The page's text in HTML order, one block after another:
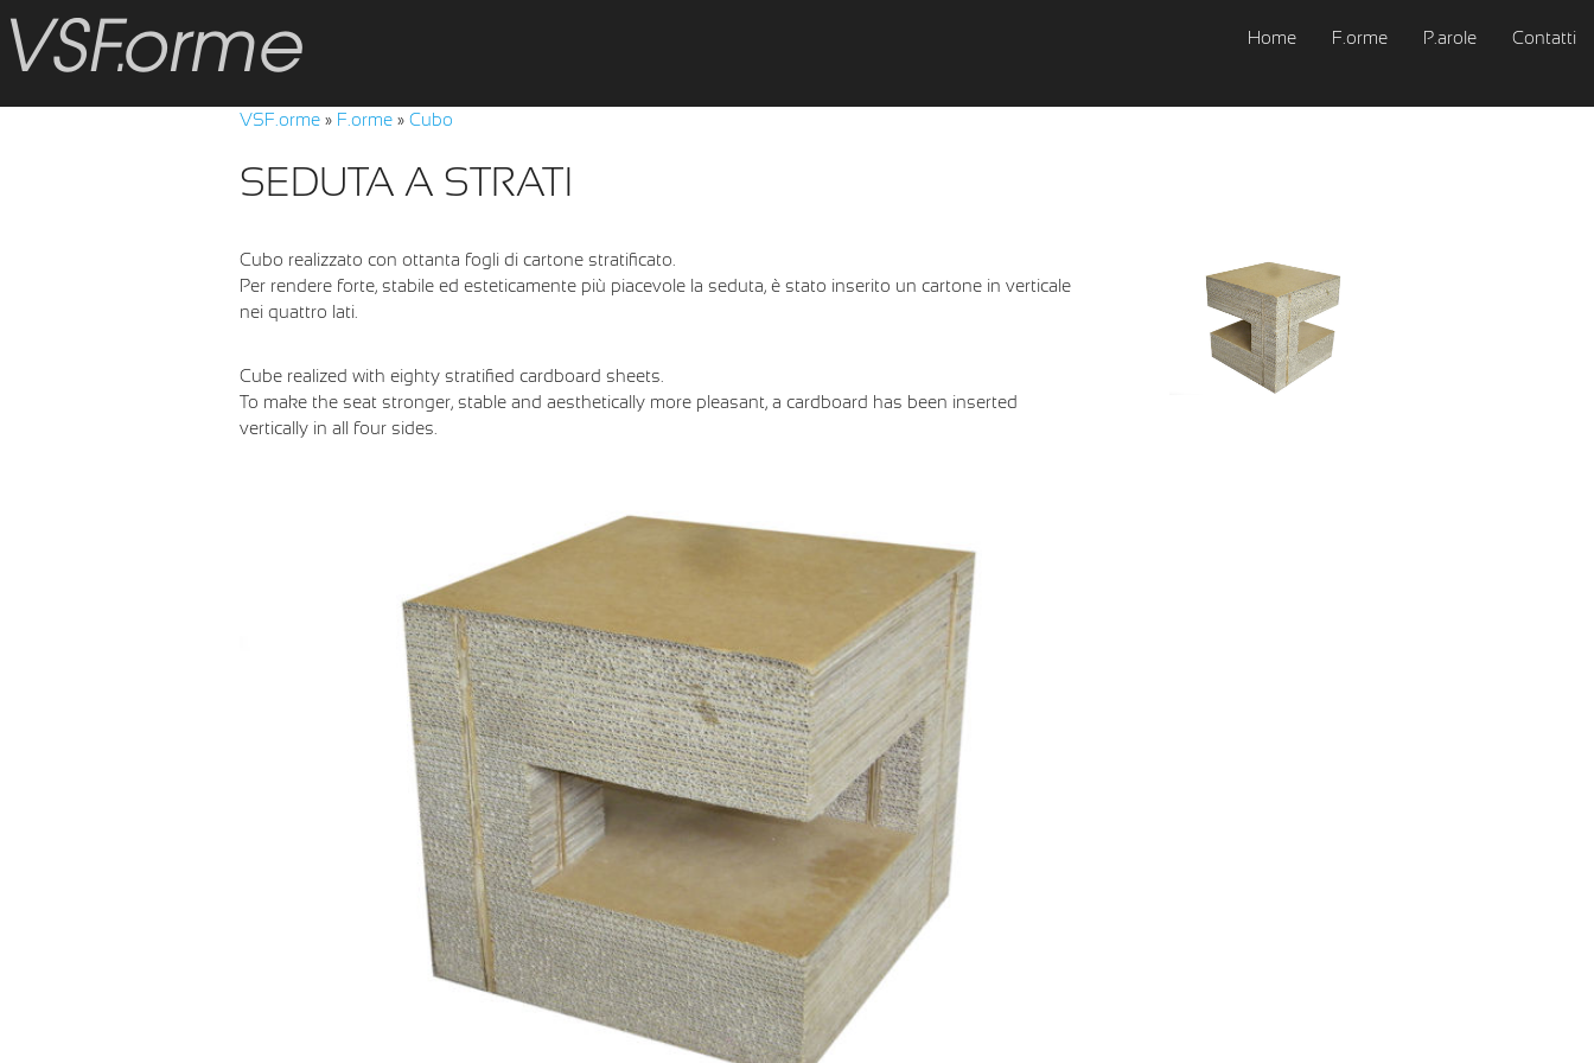
Home F.orme P.arole Contatti
VSF.orme» F.orme» Cubo
SEDUTA A STRATI
Cubo realizzato con ottanta fogli di cartone stratificato.
Per rendere forte, stabile ed esteticamente più piacevole la seduta, è stato inserito un cartone in verticale
nei quattro lati.
Cube realized with eighty stratified cardboard sheets.
To make the seat stronger, stable and aesthetically more pleasant, a cardboard has been inserted
vertically in all four sides.